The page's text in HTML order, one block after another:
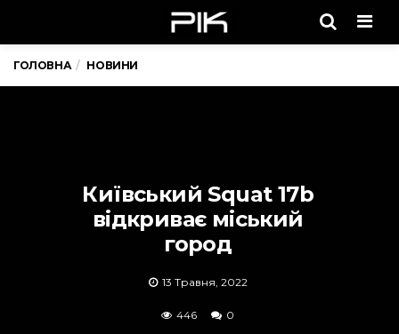
ГОЛОВНА НОВИНИ
Київський Squat 17b
відкриває міський
город
13 Травня, 2022
446 0